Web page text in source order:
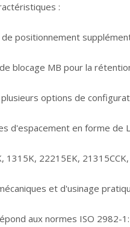
:
positionnement
blocage MB pour la
options de
d'espacement en forme de
22215EK,
et d'usinage
aux normes ISO 2982-